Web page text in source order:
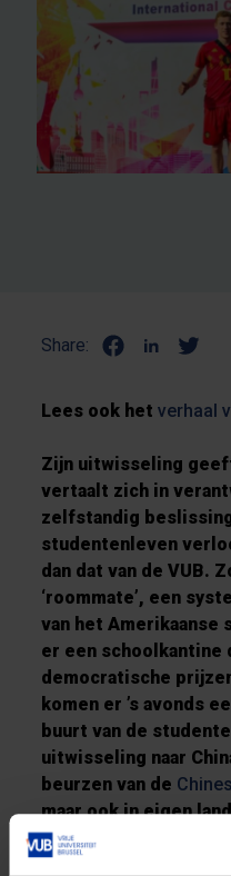
Share:
Lees ook hetverhaal
Zijn uitwisseling
vertaalt zich in
zelfstandig
studentenleven
dan dat van de VUB.
‘roommate’, een
van het
er een schoolkantine
democratische
komen er ’s avonds
buurt van de
uitwisseling naar
beurzen van de
maar ook in eigen
overheid
bijblijven na zijn